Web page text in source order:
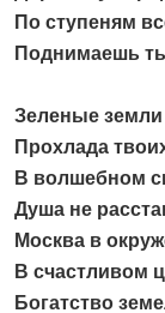
По ступеням
Поднимаешь
Зеленые земли
Прохлада
В волшебном
Душа не
Москва в
В счастливом
Богатство